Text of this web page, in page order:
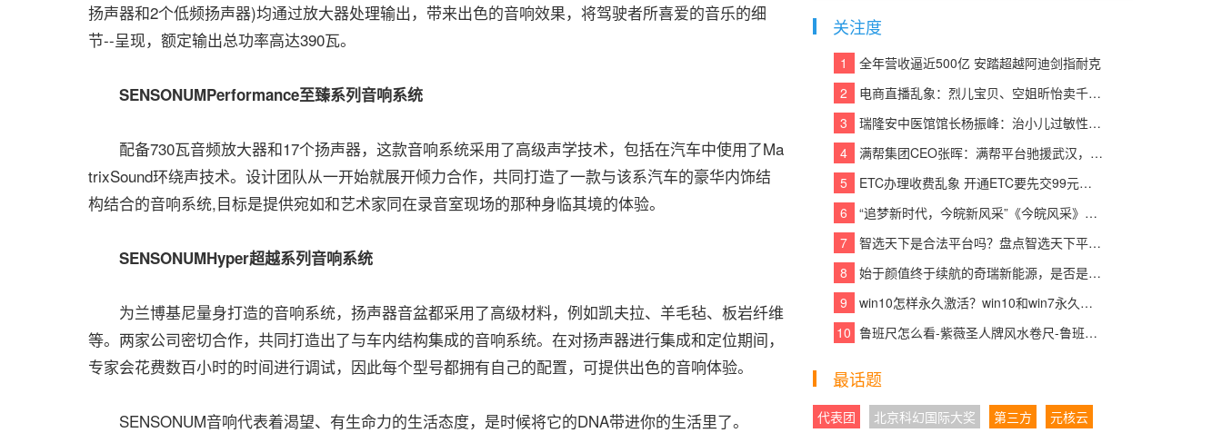
扬声器和2个低频扬声器)均通过放大器处理输出，带来出色的音响效果，将驾驶者所喜爱的音乐的细
节--呈现，额定输出总功率高达390瓦。
SENSONUMPerformance至臻系列音响系统
配备730瓦音频放大器和17个扬声器，这款音响系统采用了高级声学技术，包括在汽车中使用了Ma
trixSound环绕声技术。设计团队从一开始就展开倾力合作，共同打造了一款与该系汽车的豪华内饰结
构结合的音响系统,目标是提供宛如和艺术家同在录音室现场的那种身临其境的体验。
SENSONUMHyper超越系列音响系统
为兰博基尼量身打造的音响系统，扬声器音盆都采用了高级材料，例如凯夫拉、羊毛毡、板岩纤维
等。两家公司密切合作，共同打造出了与车内结构集成的音响系统。在对扬声器进行集成和定位期间，
专家会花费数百小时的时间进行调试，因此每个型号都拥有自己的配置，可提供出色的音响体验。
SENSONUM音响代表着渴望、有生命力的生活态度，是时候将它的DNA带进你的生活里了。
05:25:14
把豪华SUV价值重新拉高
05:22:48 | 践行算力普惠 赋能中小企业 | 易信
“易Token”模型服务平台重磅发布
05:21:37 | 老司机晋级当老板 欧马可冷藏车护
航李师傅创业路
05:21:03 | 东风汽金：猛士荣获中央企业品牌
引领行动第二批优秀“产品品牌”
05:21:39 | 疯狂伴习：深耕智能教育赛道 以硬
核产品赋能青少年英语高效学习
05:21:29 |
以标杆示范助力产业发展大局，千
年舟智木艺墅匠心打造装配式木结构建筑精品力
在给出新的答案
关注度
1
全年营收逼近500亿 安踏超越阿迪剑指耐克
2
电商直播乱象：烈儿宝贝、空姐昕怡卖千万假货被诉
3
瑞隆安中医馆馆长杨振峰：治小儿过敏性咳嗽 有奇招
4
满帮集团CEO张晖：满帮平台驰援武汉，全力保障应急物资运输
5
ETC办理收费乱象 开通ETC要先交99元设备费？
6
“追梦新时代，今皖新风采”《今皖风采》栏目正式启动！
7
智选天下是合法平台吗？盘点智选天下平台实力
8
始于颜值终于续航的奇瑞新能源，是否是你想要的那款车？
9
win10怎样永久激活？win10和win7永久激活的方法和激活码
10 鲁班尺怎么看-紫薇圣人牌风水卷尺-鲁班尺吉数查询速查表
最话题
代表团 北京科幻国际大奖 第三方
元核云